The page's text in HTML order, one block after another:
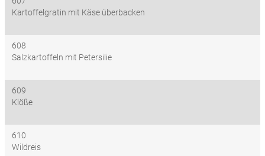
Kartoffelgratin mit Käse überbacken
608
Salzkartoffeln mit Petersilie
609
Klöße
610
Wildreis